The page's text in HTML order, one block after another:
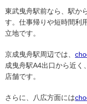
東武曳舟駅前なら、駅か
す。仕事帰りや短時間利
立地です。
京成曳舟駅周辺では、
成曳舟駅A4出口から近く
店舗です。
さらに、八広方面には